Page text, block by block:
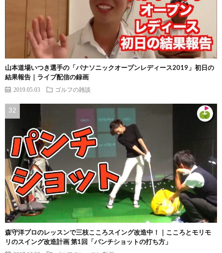
山本道場いつき選手の「パナソニックオープンレディース2019」初日の
結果報告｜ライブ配信の録画
2019.05.03 ゴルフの雑談
森守洋プロのレッスンで三枝こころスイング改造中！｜こころとモリモ
リのスイング改造計画 第1回「パンチショットの打ち方」